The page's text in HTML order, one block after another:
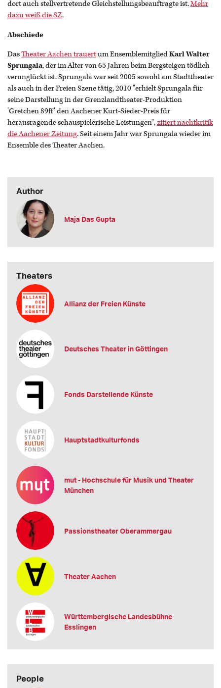
dort auch stellvertretende Gleichstellungsbeauftragte ist.Mehr
dazu weiß die SZ.
Abschiede
DasTheater Aachen trauertum EnsemblemitgliedKarl Walter
Sprungala, der im Alter von 65 Jahren beim Bergsteigen tödlich
verunglückt ist. Sprungala war seit 2005 sowohl am Stadttheater
als auch in der Freien Szene tätig, 2010 "erhielt Sprungala für
seine Darstellung in der Grenzlandtheater-Produktion
'Gretchen 89ff' den Aachener Kurt-Sieder-Preis für
herausragende schauspielerische Leistungen",zitiert nachtkritik
die Aachener Zeitung. Seit einem Jahr war Sprungala wieder im
Ensemble des Theater Aachen.
Author
Maja Das Gupta
Theaters
Allianz der Freien Künste
Deutsches Theater in Göttingen
Fonds Darstellende Künste
Hauptstadtkulturfonds
mut - Hochschule für Musik und Theater
München
Passionstheater Oberammergau
Theater Aachen
Württembergische Landesbühne
Esslingen
People